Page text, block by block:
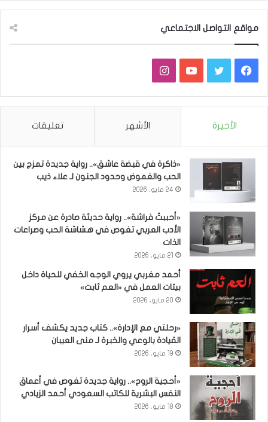
مواقع التواصل الاجتماعي
فيسبوكتويتر يوتيوبانستقرام
الأخيرة الأشهر تعليقات
«ذاكرة في قبضة عاشق».. رواية جديدة تمزج بين
الحب والغموض وحدود الجنون لـ علاء ذيب
24 مايو، 2026
«أحببتُ فراشة».. رواية حديثة صادرة عن مركز
الأدب العربي تغوص في هشاشة الحب وصراعات
الذات
21 مايو، 2026
أحمد مغربي يروي الوجه الخفي للحياة داخل
بيئات العمل في «العم ثابت»
20 مايو، 2026
«رحلتي مع الإدارة».. كتاب جديد يكشف أسرار
القيادة بالوعي والخبرة لـ منى العيبان
19 مايو، 2026
«أحجية الروح».. رواية جديدة تغوص في أعماق
النفس البشرية للكاتب السعودي أحمد الزيادي
18 مايو، 2026